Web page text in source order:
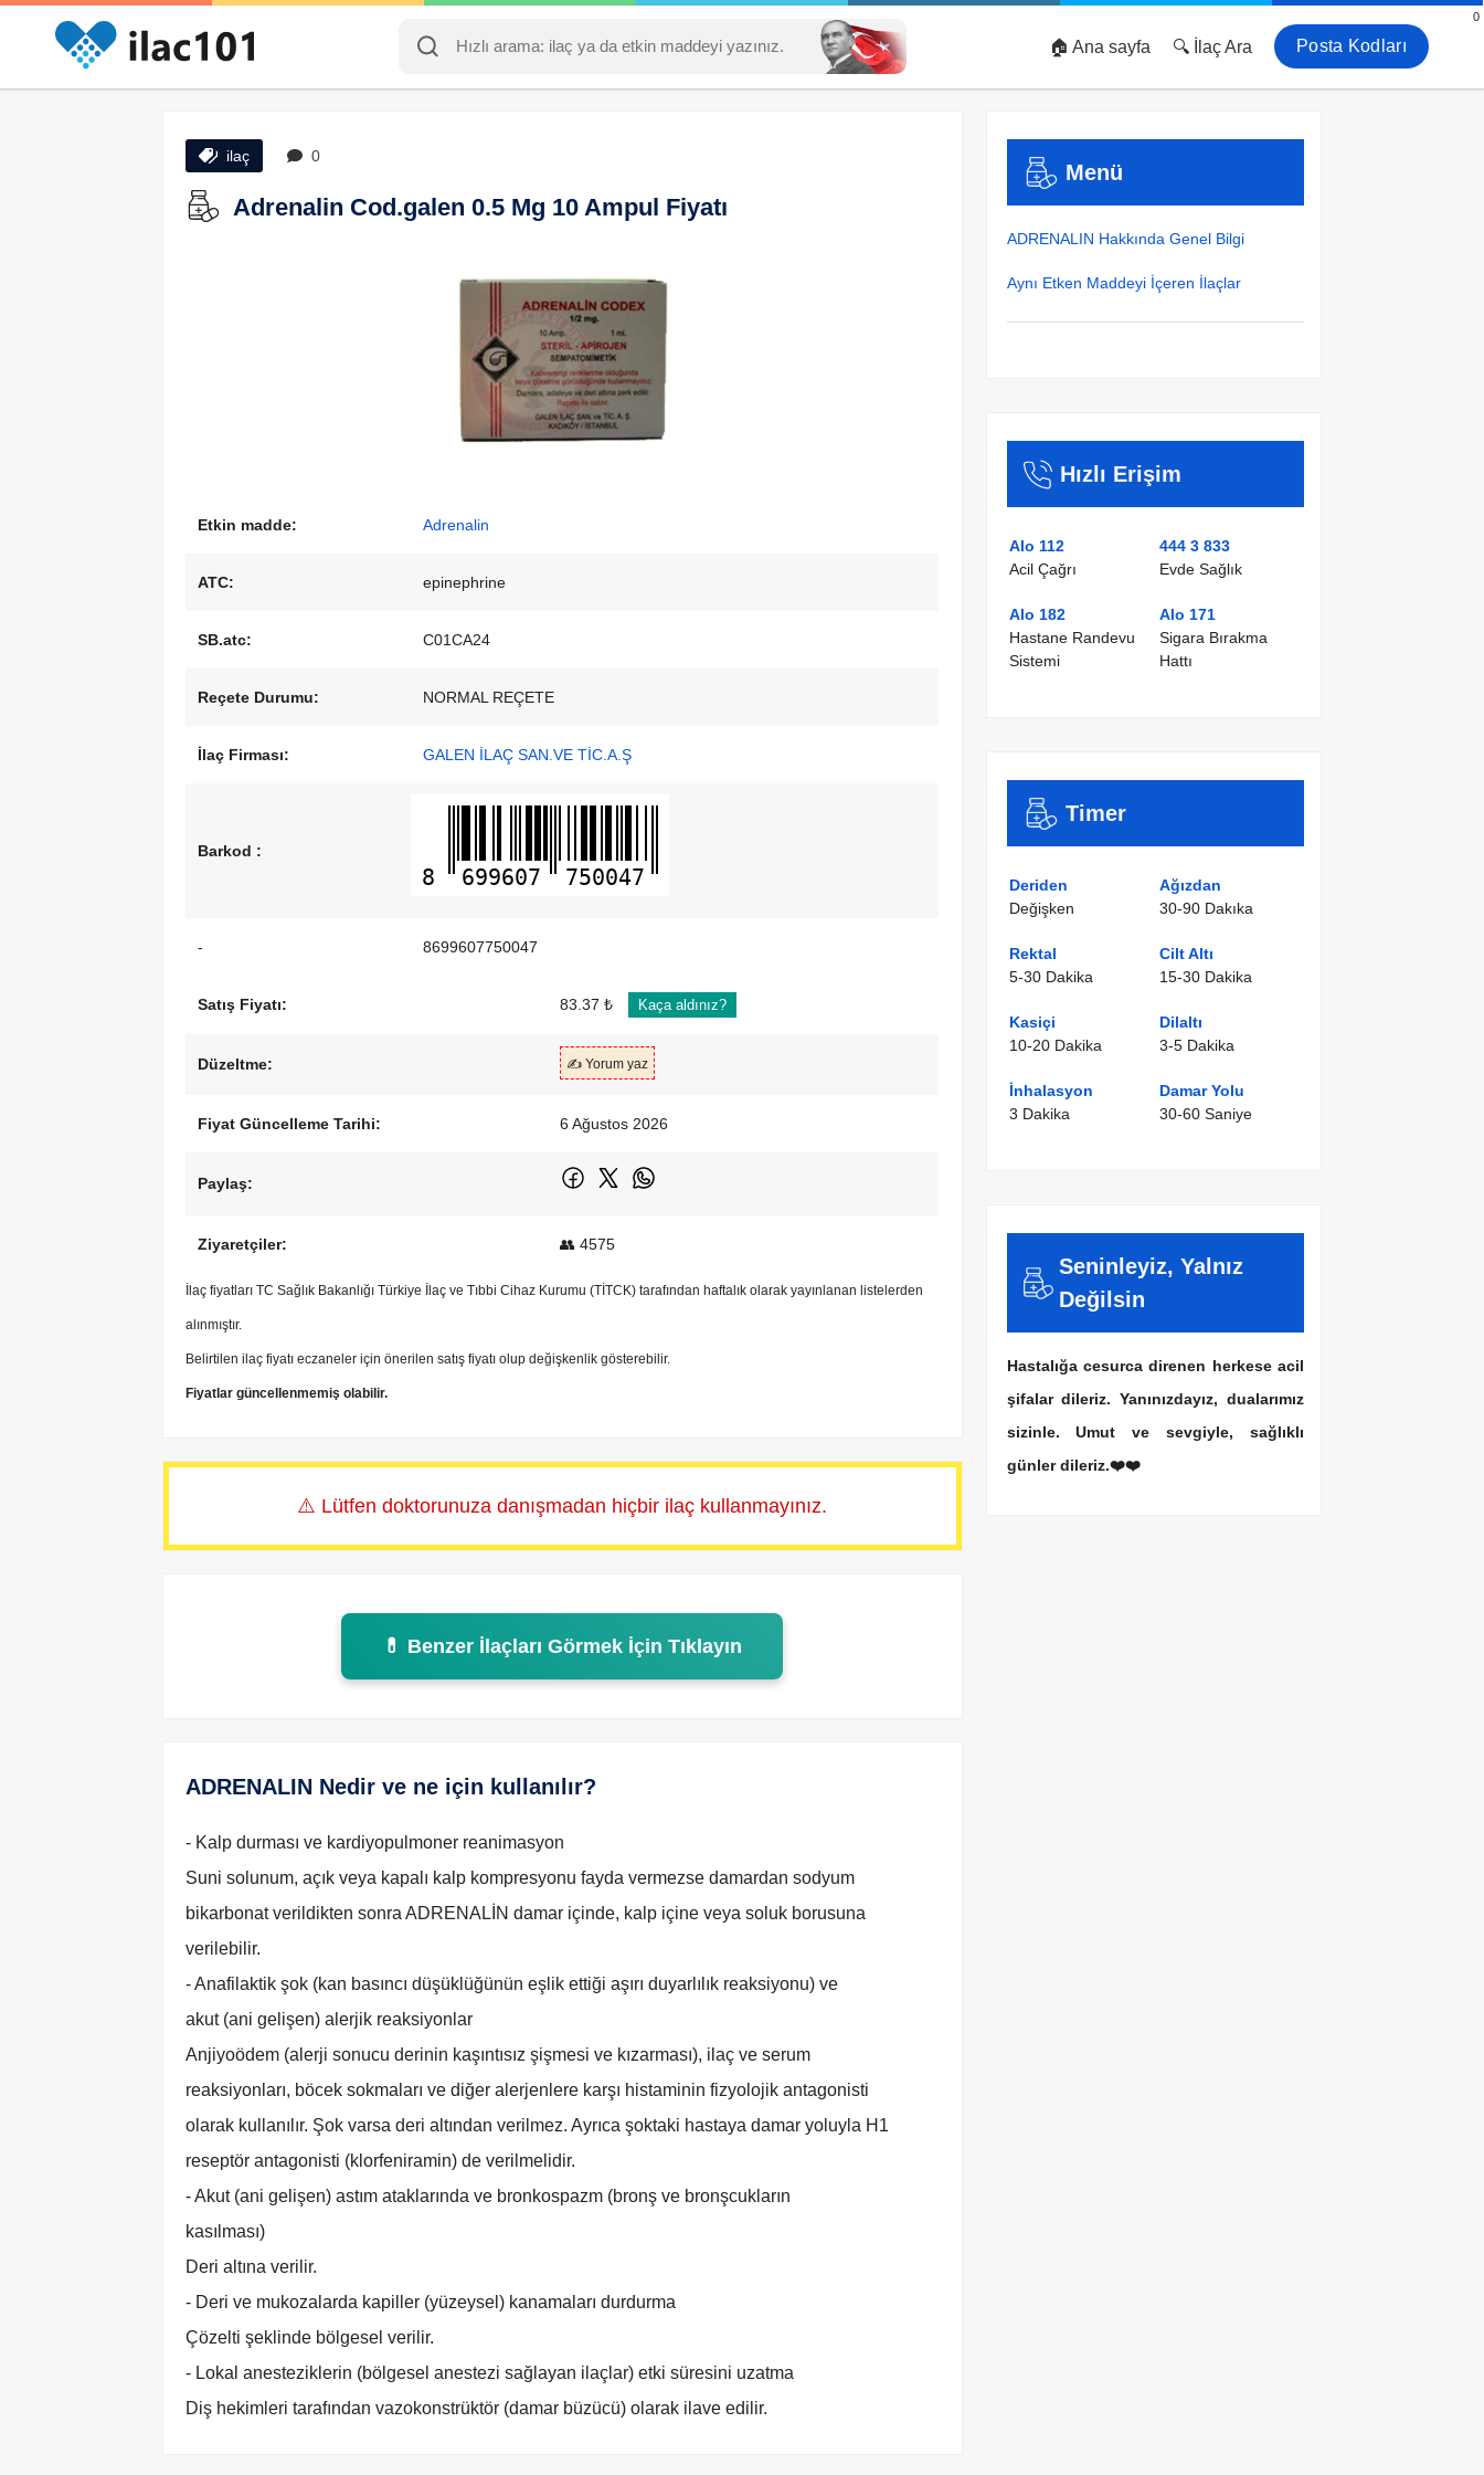
Posta Kodları
🔍 İlaç Ara
🏠 Ana sayfa
ilaç 0
Adrenalin Cod.galen 0.5 Mg 10 Ampul Fiyatı
Etkin madde: Adrenalin
ATC: epinephrine
SB.atc: C01CA24
Reçete Durumu: NORMAL REÇETE
İlaç Firması: GALEN İLAÇ SAN.VE TİC.A.Ş
Barkod :
8 699607 750047
- 8699607750047
Satış Fiyatı: 83.37 ₺ Kaça aldınız?
Düzeltme: ✍️ Yorum yaz
Fiyat Güncelleme Tarihi: 6 Ağustos 2026
Paylaş:
Ziyaretçiler: 👥 4575
İlaç fiyatları TC Sağlık Bakanlığı Türkiye İlaç ve Tıbbi Cihaz Kurumu (TİTCK) tarafından haftalık olarak yayınlanan listelerden
alınmıştır.
Belirtilen ilaç fiyatı eczaneler için önerilen satış fiyatı olup değişkenlik gösterebilir.
Fiyatlar güncellenmemiş olabilir.
⚠️ Lütfen doktorunuza danışmadan hiçbir ilaç kullanmayınız.
💊 Benzer İlaçları Görmek İçin Tıklayın
ADRENALIN Nedir ve ne için kullanılır?
- Kalp durması ve kardiyopulmoner reanimasyon
Suni solunum, açık veya kapalı kalp kompresyonu fayda vermezse damardan sodyum
bikarbonat verildikten sonra ADRENALİN damar içinde, kalp içine veya soluk borusuna
verilebilir.
- Anafilaktik şok (kan basıncı düşüklüğünün eşlik ettiği aşırı duyarlılık reaksiyonu) ve
akut (ani gelişen) alerjik reaksiyonlar
Anjiyoödem (alerji sonucu derinin kaşıntısız şişmesi ve kızarması), ilaç ve serum
reaksiyonları, böcek sokmaları ve diğer alerjenlere karşı histaminin fizyolojik antagonisti
olarak kullanılır. Şok varsa deri altından verilmez. Ayrıca şoktaki hastaya damar yoluyla H1
reseptör antagonisti (klorfeniramin) de verilmelidir.
- Akut (ani gelişen) astım ataklarında ve bronkospazm (bronş ve bronşcukların
kasılması)
Deri altına verilir.
- Deri ve mukozalarda kapiller (yüzeysel) kanamaları durdurma
Çözelti şeklinde bölgesel verilir.
- Lokal anesteziklerin (bölgesel anestezi sağlayan ilaçlar) etki süresini uzatma
Diş hekimleri tarafından vazokonstrüktör (damar büzücü) olarak ilave edilir.
Menü
ADRENALIN Hakkında Genel Bilgi
Aynı Etken Maddeyi İçeren İlaçlar
Hızlı Erişim
Alo 112
Acil Çağrı
444 3 833
Evde Sağlık
Alo 182
Hastane Randevu
Sistemi
Alo 171
Sigara Bırakma
Hattı
Timer
Deriden
Değişken
Ağızdan
30-90 Dakıka
Rektal
5-30 Dakika
Cilt Altı
15-30 Dakika
Kasiçi
10-20 Dakika
Dilaltı
3-5 Dakika
İnhalasyon
3 Dakika
Damar Yolu
30-60 Saniye
Seninleyiz, Yalnız
Değilsin
Hastalığa cesurca direnen herkese acil
şifalar dileriz. Yanınızdayız, dualarımız
sizinle. Umut ve sevgiyle, sağlıklı
günler dileriz.❤️❤️
0